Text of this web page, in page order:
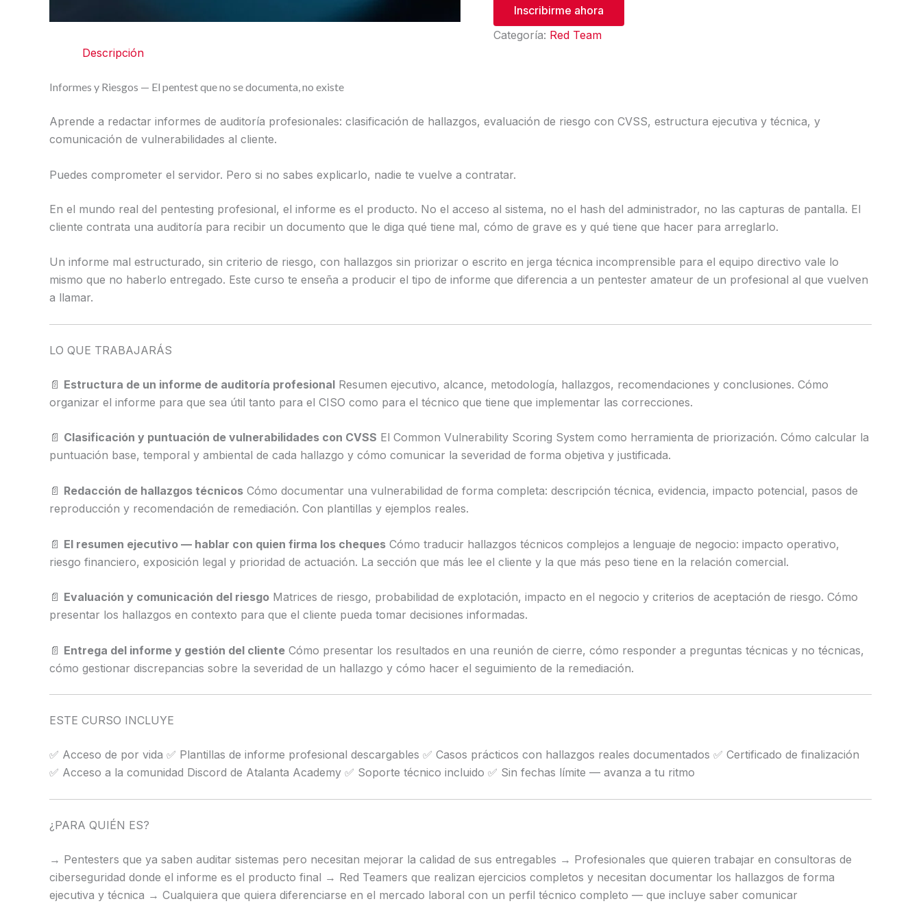
Inscribirme ahora
Categoría: Red Team
Descripción
Informes y Riesgos — El pentest que no se documenta, no existe
Aprende a redactar informes de auditoría profesionales: clasificación de hallazgos, evaluación de riesgo con CVSS, estructura ejecutiva y técnica, y
comunicación de vulnerabilidades al cliente.
Puedes comprometer el servidor. Pero si no sabes explicarlo, nadie te vuelve a contratar.
En el mundo real del pentesting profesional, el informe es el producto. No el acceso al sistema, no el hash del administrador, no las capturas de pantalla. El
cliente contrata una auditoría para recibir un documento que le diga qué tiene mal, cómo de grave es y qué tiene que hacer para arreglarlo.
Un informe mal estructurado, sin criterio de riesgo, con hallazgos sin priorizar o escrito en jerga técnica incomprensible para el equipo directivo vale lo
mismo que no haberlo entregado. Este curso te enseña a producir el tipo de informe que diferencia a un pentester amateur de un profesional al que vuelven
a llamar.
LO QUE TRABAJARÁS
📄 Estructura de un informe de auditoría profesional Resumen ejecutivo, alcance, metodología, hallazgos, recomendaciones y conclusiones. Cómo
organizar el informe para que sea útil tanto para el CISO como para el técnico que tiene que implementar las correcciones.
📄 Clasificación y puntuación de vulnerabilidades con CVSS El Common Vulnerability Scoring System como herramienta de priorización. Cómo calcular la
puntuación base, temporal y ambiental de cada hallazgo y cómo comunicar la severidad de forma objetiva y justificada.
📄 Redacción de hallazgos técnicos Cómo documentar una vulnerabilidad de forma completa: descripción técnica, evidencia, impacto potencial, pasos de
reproducción y recomendación de remediación. Con plantillas y ejemplos reales.
📄 El resumen ejecutivo — hablar con quien firma los cheques Cómo traducir hallazgos técnicos complejos a lenguaje de negocio: impacto operativo,
riesgo financiero, exposición legal y prioridad de actuación. La sección que más lee el cliente y la que más peso tiene en la relación comercial.
📄 Evaluación y comunicación del riesgo Matrices de riesgo, probabilidad de explotación, impacto en el negocio y criterios de aceptación de riesgo. Cómo
presentar los hallazgos en contexto para que el cliente pueda tomar decisiones informadas.
📄 Entrega del informe y gestión del cliente Cómo presentar los resultados en una reunión de cierre, cómo responder a preguntas técnicas y no técnicas,
cómo gestionar discrepancias sobre la severidad de un hallazgo y cómo hacer el seguimiento de la remediación.
ESTE CURSO INCLUYE
✅ Acceso de por vida ✅ Plantillas de informe profesional descargables ✅ Casos prácticos con hallazgos reales documentados ✅ Certificado de finalización
✅ Acceso a la comunidad Discord de Atalanta Academy ✅ Soporte técnico incluido ✅ Sin fechas límite — avanza a tu ritmo
¿PARA QUIÉN ES?
→ Pentesters que ya saben auditar sistemas pero necesitan mejorar la calidad de sus entregables → Profesionales que quieren trabajar en consultoras de
ciberseguridad donde el informe es el producto final → Red Teamers que realizan ejercicios completos y necesitan documentar los hallazgos de forma
ejecutiva y técnica → Cualquiera que quiera diferenciarse en el mercado laboral con un perfil técnico completo — que incluye saber comunicar